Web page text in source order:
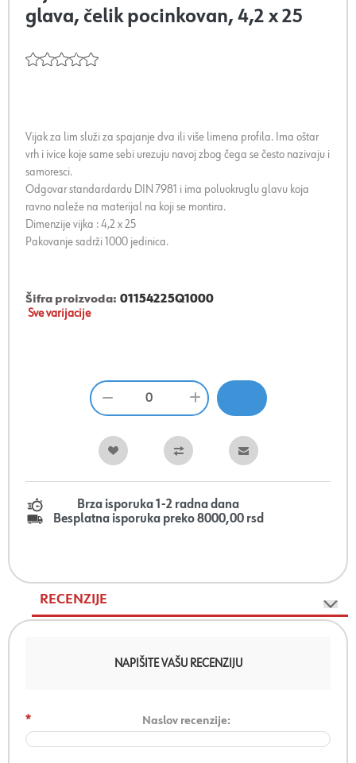
glava, čelik pocinkovan, 4,2 x 25
Vijak za lim služi za spajanje dva ili više limena profila. Ima oštar
vrh i ivice koje same sebi urezuju navoj zbog čega se često nazivaju i
samoresci.
Odgovar standardardu DIN 7981 i ima poluokruglu glavu koja
ravno naleže na materijal na koji se montira.
Dimenzije vijka : 4,2 x 25
Pakovanje sadrži 1000 jedinica.
Šifra proizvoda: 01154225Q1000
Sve varijacije
Brza isporuka 1-2 radna dana
Besplatna isporuka preko 8000,00 rsd
RECENZIJE
NAPIŠITE VAŠU RECENZIJU
Naslov recenzije:
*